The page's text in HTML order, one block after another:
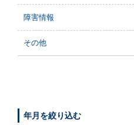
障害情報
その他
年月を絞り込む